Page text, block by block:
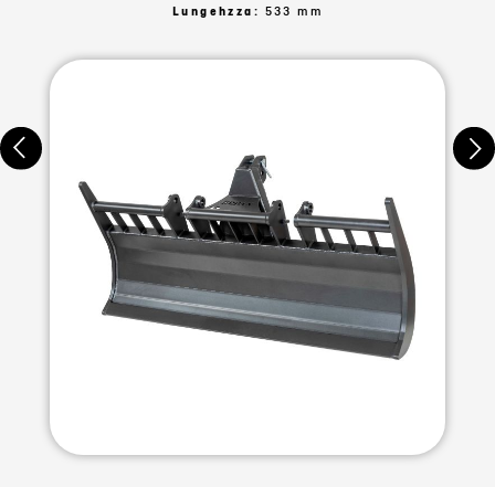
Lungehzza: 533 mm